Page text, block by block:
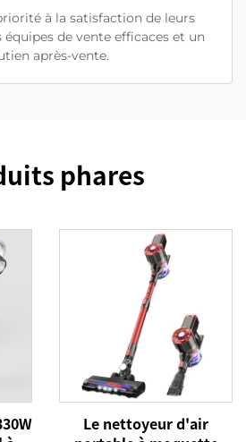
à la satisfaction de leurs
équipes de vente efficaces et un
après-vente.
phares
Le nettoyeur d'air